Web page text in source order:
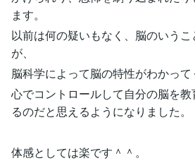
ます。
以前は何の疑いもなく、脳のいう
が、
脳科学によって脳の特性がわかって
心でコントロールして自分の脳を
るのだと思えるようになりました。
体感としては楽です＾＾。